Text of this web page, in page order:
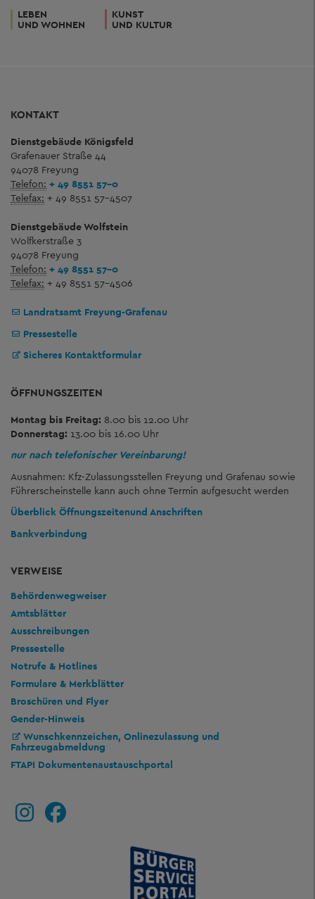
LEBEN
UND WOHNEN
KUNST
UND KULTUR
KONTAKT
Dienstgebäude Königsfeld
Grafenauer Straße 44
94078 Freyung
Telefon: + 49 8551 57-0
Telefax: + 49 8551 57-4507
Dienstgebäude Wolfstein
Wolfkerstraße 3
94078 Freyung
Telefon: + 49 8551 57-0
Telefax: + 49 8551 57-4506
Landratsamt Freyung-Grafenau
Pressestelle
Sicheres Kontaktformular
ÖFFNUNGSZEITEN
Montag bis Freitag: 8.00 bis 12.00 Uhr
Donnerstag: 13.00 bis 16.00 Uhr
nur nach telefonischer Vereinbarung!
Ausnahmen: Kfz-Zulassungsstellen Freyung und Grafenau sowie
Führerscheinstelle kann auch ohne Termin aufgesucht werden
Überblick Öffnungszeitenund Anschriften
Bankverbindung
VERWEISE
Behördenwegweiser
Amtsblätter
Ausschreibungen
Pressestelle
Notrufe & Hotlines
Formulare & Merkblätter
Broschüren und Flyer
Gender-Hinweis
Wunschkennzeichen, Onlinezulassung und
Fahrzeugabmeldung
FTAPI Dokumentenaustauschportal